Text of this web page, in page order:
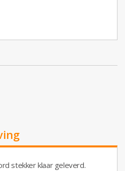
stekker klaar geleverd.